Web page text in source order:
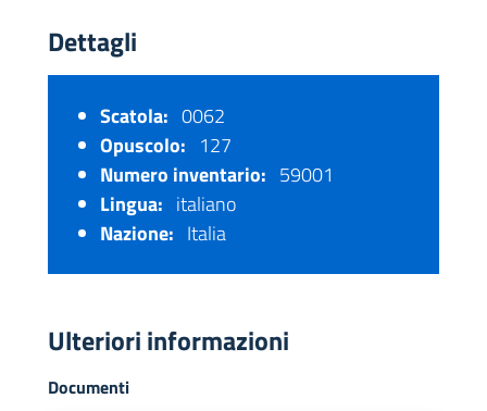
Dettagli
Scatola: 0062
Opuscolo: 127
Numero inventario: 59001
Lingua: italiano
Nazione: Italia
Ulteriori informazioni
Documenti